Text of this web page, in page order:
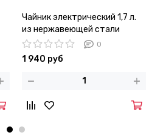
Чайник электрический 1,7 л.
из нержавеющей стали
Kamille KM-1722
0
1 940 руб